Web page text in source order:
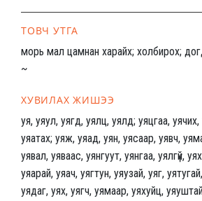
ТОВЧ УТГА
морь мал цамнан харайх; холбирох;
~
ХУВИЛАХ ЖИШЭЭ
уя, уяул, уягд, уялц, уялд; уяцгаа,
уяатах; уяж, уяад, уян, уясаар, уявч,
уявал, уяваас, уянгуут, уянгаа, уялгүй,
уяарай, уяач, уягтун, уяузай, уяг,
уядаг, уях, уягч, уямаар, уяхуйц,